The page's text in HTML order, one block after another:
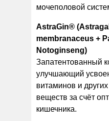
мочеполовой
AstraGin®
membranaceus +
Notoginseng)
Запатентованный
улучшающий
витаминов и
веществ за счёт
кишечника.